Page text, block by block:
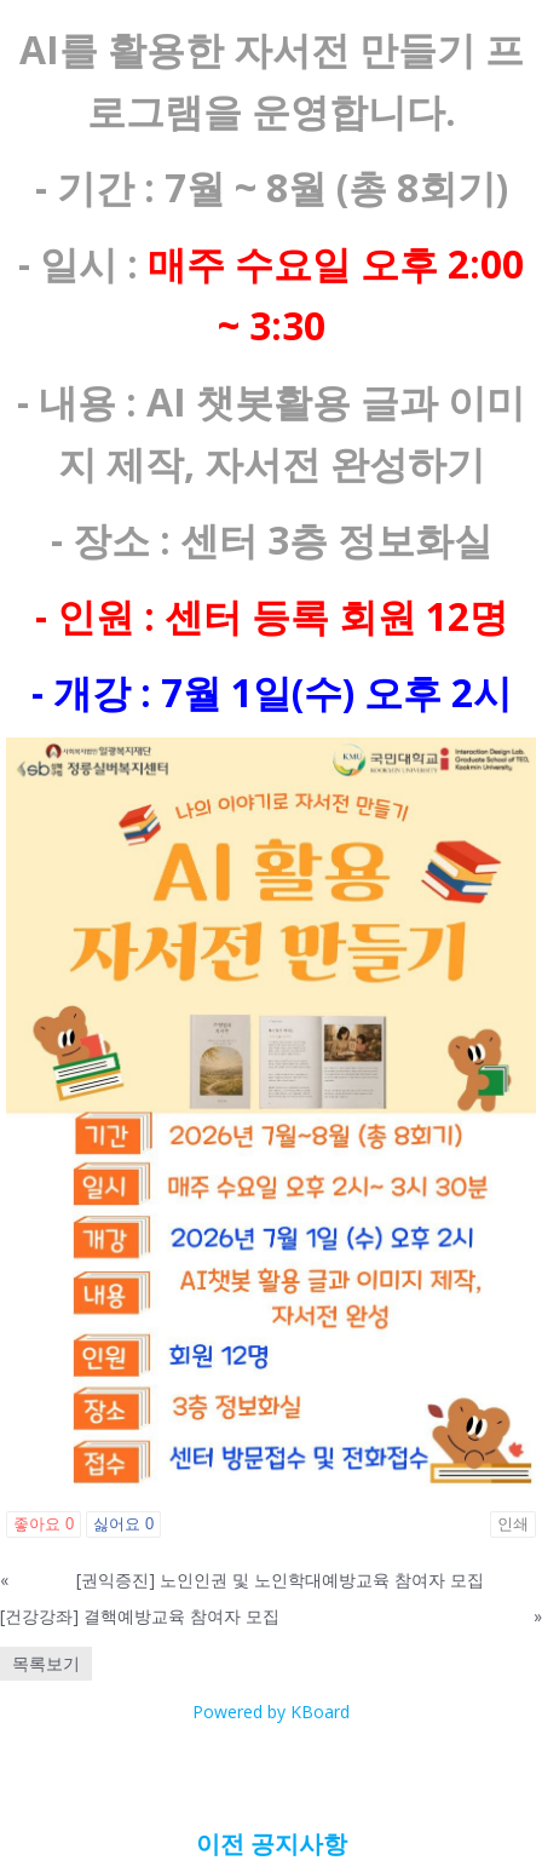
AI를 활용한 자서전 만들기 프
로그램을 운영합니다.
- 기간 : 7월 ~ 8월 (총 8회기)
- 일시 : 매주 수요일 오후 2:00
~ 3:30
- 내용 : AI 챗봇활용 글과 이미
지 제작, 자서전 완성하기
- 장소 : 센터 3층 정보화실
- 인원 : 센터 등록 회원 12명
- 개강 : 7월 1일(수) 오후 2시
좋아요 0 싫어요 0 인쇄
«
[권익증진] 노인인권 및 노인학대예방교육 참여자 모집
[건강강좌] 결핵예방교육 참여자 모집
»
목록보기
Powered by KBoard
이전 공지사항